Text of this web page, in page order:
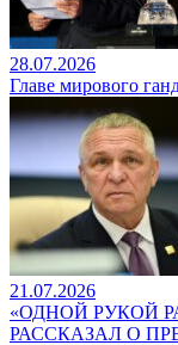
28.07.2026
Главе мирового
21.07.2026
«ОДНОЙ РУКОЙ
РАССКАЗАЛ О